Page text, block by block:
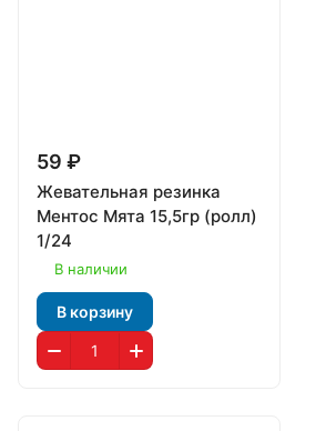
59 ₽
Жевательная резинка
Ментос Мята 15,5гр (ролл)
1/24
В наличии
В корзину